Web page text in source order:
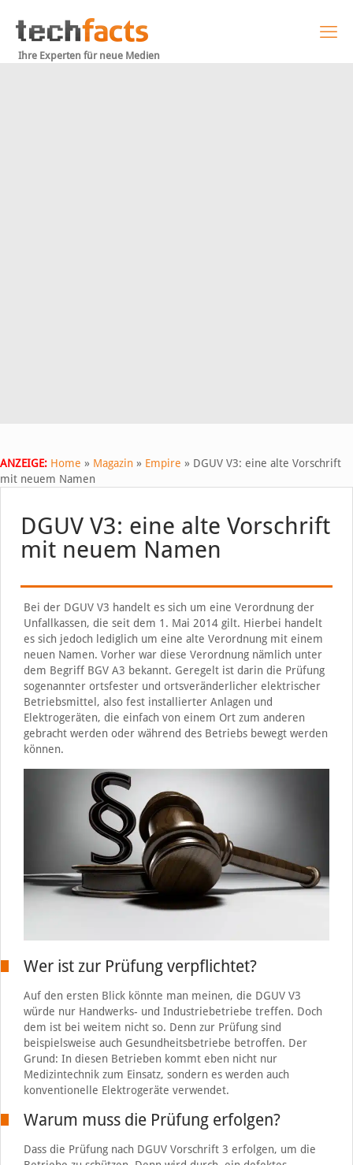
Ihre Experten für neue Medien
ANZEIGE: Home » Magazin » Empire » DGUV V3: eine alte Vorschrift
mit neuem Namen
DGUV V3: eine alte Vorschrift
mit neuem Namen
Bei der DGUV V3 handelt es sich um eine Verordnung der
Unfallkassen, die seit dem 1. Mai 2014 gilt. Hierbei handelt
es sich jedoch lediglich um eine alte Verordnung mit einem
neuen Namen. Vorher war diese Verordnung nämlich unter
dem Begriff BGV A3 bekannt. Geregelt ist darin die Prüfung
sogenannter ortsfester und ortsveränderlicher elektrischer
Betriebsmittel, also fest installierter Anlagen und
Elektrogeräten, die einfach von einem Ort zum anderen
gebracht werden oder während des Betriebs bewegt werden
können.
Wer ist zur Prüfung verpflichtet?
Auf den ersten Blick könnte man meinen, die DGUV V3
würde nur Handwerks- und Industriebetriebe treffen. Doch
dem ist bei weitem nicht so. Denn zur Prüfung sind
beispielsweise auch Gesundheitsbetriebe betroffen. Der
Grund: In diesen Betrieben kommt eben nicht nur
Medizintechnik zum Einsatz, sondern es werden auch
konventionelle Elektrogeräte verwendet.
Warum muss die Prüfung erfolgen?
Dass die Prüfung nach DGUV Vorschrift 3 erfolgen, um die